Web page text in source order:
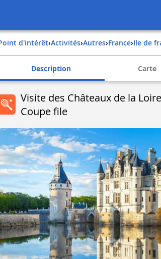
Point d'intérêt› Activités› Autres› france› ile de
Description Carte
Visite des Châteaux de la
Coupe file